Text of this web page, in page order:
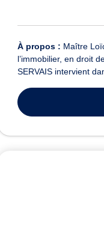
À propos : Maître
l’immobilier, en droit
SERVAIS intervient